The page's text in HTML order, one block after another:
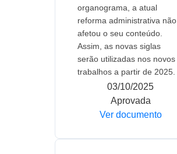
organograma, a atual
reforma administrativa não
afetou o seu conteúdo.
Assim, as novas siglas
serão utilizadas nos novos
trabalhos a partir de 2025.
03/10/2025
Aprovada
Ver documento